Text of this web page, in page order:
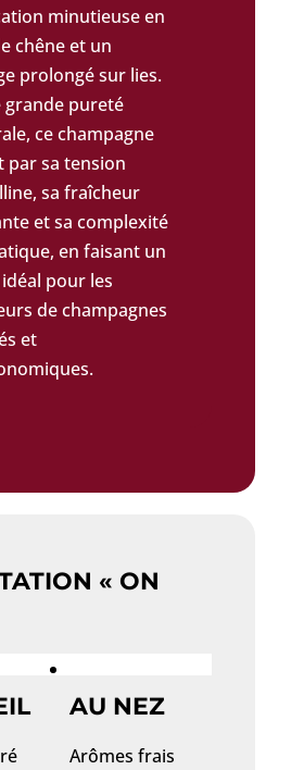
minutieuse en
chêne et un
prolongé sur lies.
grande pureté
ce champagne
par sa tension
sa fraîcheur
et sa complexité
en faisant un
pour les
de champagnes
et
« ON
AU NEZ
Arômes frais